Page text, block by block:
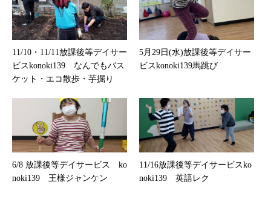
11/10・11/11放課後等デイサー
ビスkonoki139 なんでもバス
ケット・エコ散歩・芋掘り
5月29日(水)放課後等デイサー
ビスkonoki139馬跳び
6/8 放課後等デイサービス ko
noki139 王様ジャンケン
11/16放課後等デイサービスko
noki139 英語レク